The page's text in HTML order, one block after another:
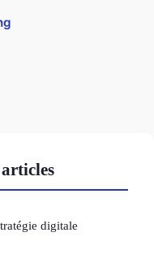
digitale